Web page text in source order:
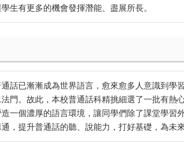
生有更多的機會發揮潛能、盡展所長。
話已漸漸成為世界語言，愈來愈多人意識到學
門。故此，本校普通話科精挑細選了一批有熱
一個濃厚的語言環境，讓同學們除了課堂學習
通，提升普通話的聽、說能力，打好基礎，為未